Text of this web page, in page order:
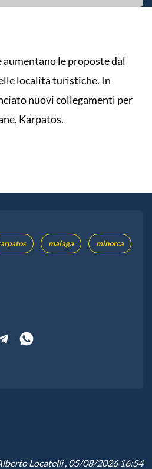
aumentano le proposte dal
località turistiche. In
nuovi collegamenti per
Karpatos.
malaga minorca
Locatelli, 05/08/2026 16:54